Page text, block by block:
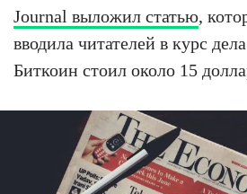
Journal выложил статью,
вводила читателей в курс
Биткоин стоил около 15